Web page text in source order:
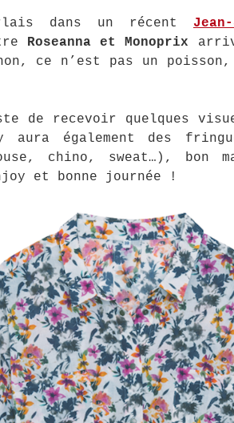
dans un récent
Roseanna et Monoprix
ce n’est pas un poisson,
de recevoir quelques
également des
chino, sweat…), bon
et bonne journée !